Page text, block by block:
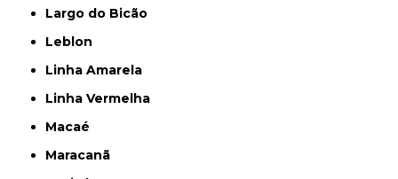
Largo do Bicão
Leblon
Linha Amarela
Linha Vermelha
Macaé
Maracanã